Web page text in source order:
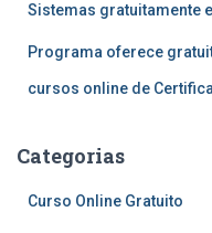
Sistemas gratuitamente
Programa oferece
cursos online de
Categorias
Curso Online Gratuito